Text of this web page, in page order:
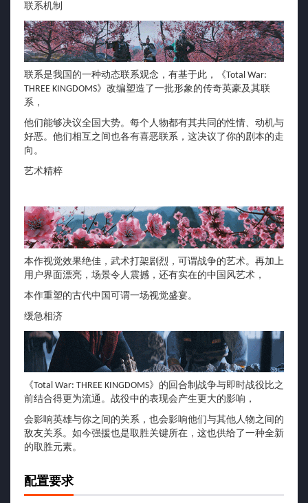
联系机制
联系是我国的一种动态联系观念，有基于此，《Total War:
THREE KINGDOMS》改编塑造了一批形象的传奇英豪及其联
系，
他们能够决议全国大势。每个人物都有其共同的性情、动机与
好恶。他们相互之间也各有喜恶联系，这决议了你的剧本的走
向。
艺术精粹
本作视觉效果绝佳，武术打架剧烈，可谓战争的艺术。再加上
用户界面漂亮，场景令人震撼，还有实在的中国风艺术，
本作重塑的古代中国可谓一场视觉盛宴。
缓急相济
《Total War: THREE KINGDOMS》的回合制战争与即时战役比之
前结合得更为流通。战役中的表现会产生更大的影响，
会影响英雄与你之间的关系，也会影响他们与其他人物之间的
敌友关系。如今强援也是取胜关键所在，这也供给了一种全新
的取胜元素。
配置要求